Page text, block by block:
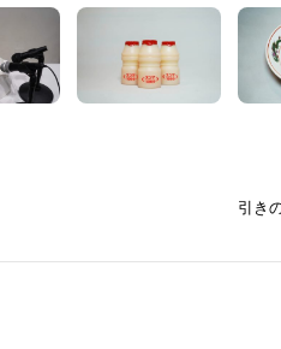
引き